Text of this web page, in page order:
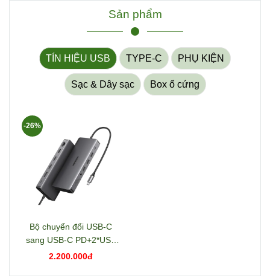
Sản phẩm
TÍN HIỆU USB TYPE-C PHỤ KIỆN
Sạc & Dây sạc Box ổ cứng
Bộ chuyển đổi USB-C
sang USB-C PD+2*USB
3.2+USB-C 3.2+2*USB
2.200.000đ
-26%